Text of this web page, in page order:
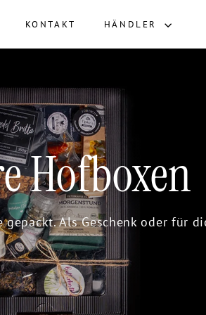
KONTAKT HÄNDLER
Hofboxen
Als Geschenk oder für